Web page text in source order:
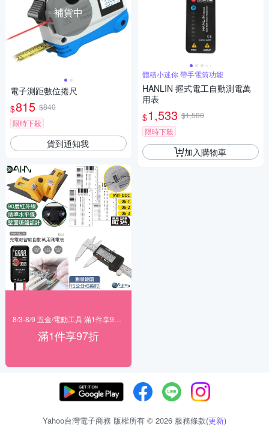
補貨中
電子測距數位捲尺
$815 $840
限時下殺
貨到通知我
滿1件享97折
體積小迷你 帶手電筒功能
HANLIN 握式電工自動測電萬
用表
$1,533 $1,580
限時下殺
加入購物車
Yahoo台灣電子商務 版權所有 © 2026 服務條款(更新)